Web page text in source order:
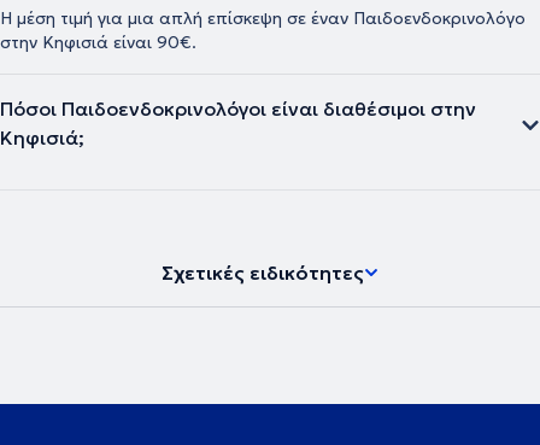
Η μέση τιμή για μια απλή επίσκεψη σε έναν Παιδοενδοκρινολόγο
στην Κηφισιά είναι 90€.
Πόσοι Παιδοενδοκρινολόγοι είναι διαθέσιμοι στην
Κηφισιά;
Σχετικές ειδικότητες